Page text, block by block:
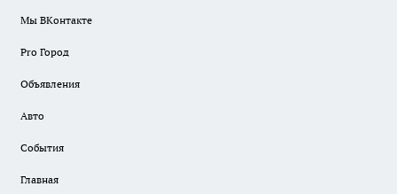
Мы ВКонтакте
Pro Город
Объявления
Авто
События
Главная